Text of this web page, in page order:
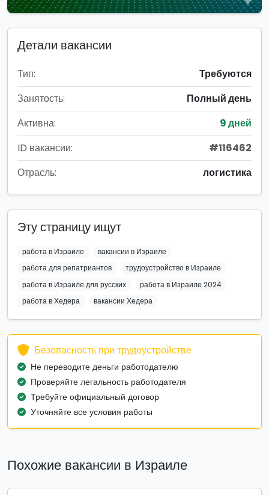
Детали вакансии
Тип:
Требуются
Занятость:
Полный день
Активна:
9 дней
ID вакансии:
#116462
Отрасль:
логистика
Эту страницу ищут
работа в Израиле
вакансии в Израиле
работа для репатриантов
трудоустройство в Израиле
работа в Израиле для русских
работа в Израиле 2024
работа в Хедера
вакансии Хедера
Безопасность при трудоустройстве
Не переводите деньги работодателю
Проверяйте легальность работодателя
Требуйте официальный договор
Уточняйте все условия работы
Похожие вакансии в Израиле